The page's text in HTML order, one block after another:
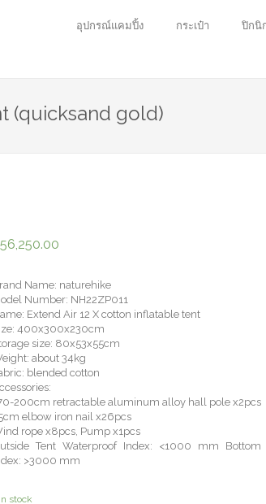
อุปกรณ์แคมปิ้ง กระเป๋า ปิกนิ
(quicksand gold)
56,250.00
Name: naturehike
Number: NH22ZP011
Extend Air 12 X cotton inflatable tent
400x300x230cm
size: 80x53x55cm
about 34kg
blended cotton
200cm retractable aluminum alloy hall pole x2pcs
elbow iron nail x26pcs
rope x8pcs, Pump x1pcs
Tent Waterproof Index: <1000 mm Bottom
>3000 mm
stock